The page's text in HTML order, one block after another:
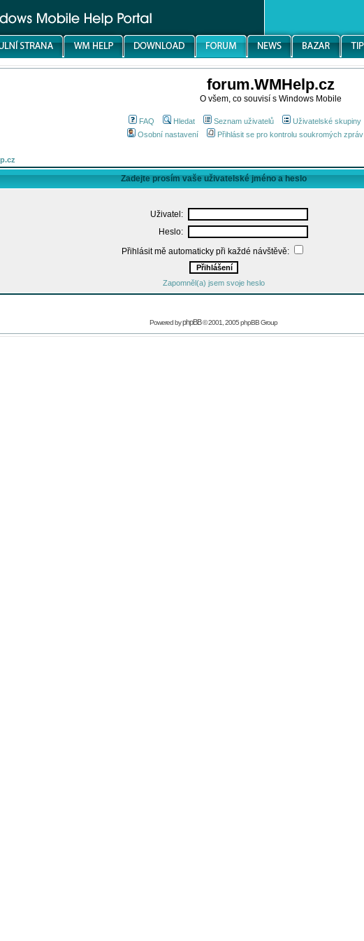
forum.WMHelp.cz
O všem, co souvisí s Windows Mobile
FAQ Hledat Seznam uživatelů Uživatelské skupiny
Osobní nastavení
Přihlásit se pro kontrolu soukromých zpráv
Zadejte prosím vaše uživatelské jméno a heslo
Uživatel:
Heslo:
Přihlásit mě automaticky při každé návštěvě:
Zapomněl(a) jsem svoje heslo
Powered byphpBB© 2001, 2005 phpBB Group